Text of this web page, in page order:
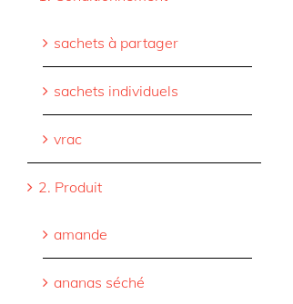
sachets à partager
sachets individuels
vrac
2. Produit
amande
ananas séché